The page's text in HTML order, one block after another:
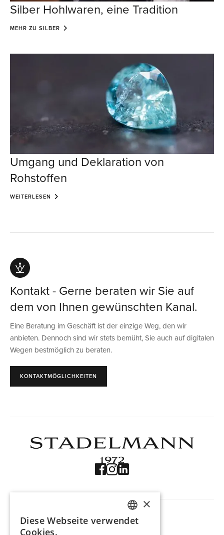
Silber Hohlwaren, eine Tradition
MEHR ZU SILBER
Umgang und Deklaration von
Rohstoffen
WEITERLESEN
Kontakt - Gerne beraten wir Sie auf
dem von Ihnen gewünschten Kanal.
Eine Beratung im Geschäft ist der einzige Weg, den wir
anbieten. Dennoch sind wir stets bemüht, Sie auch auf digitalen
Wegen bestmöglich zu beraten.
KONTAKTMÖGLICHKEITEN
Produkte
Trouvaille
GERMAN
×
Diese Webseite verwendet
Cookies.